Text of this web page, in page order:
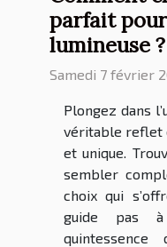
parfait
lumineuse ?
Samedi 7 février
Plongez dans
véritable reflet
et unique.
sembler
choix qui
guide pas